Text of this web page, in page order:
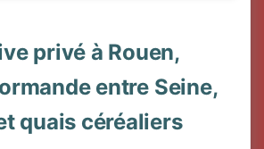
privé à Rouen,
entre Seine,
quais céréaliers